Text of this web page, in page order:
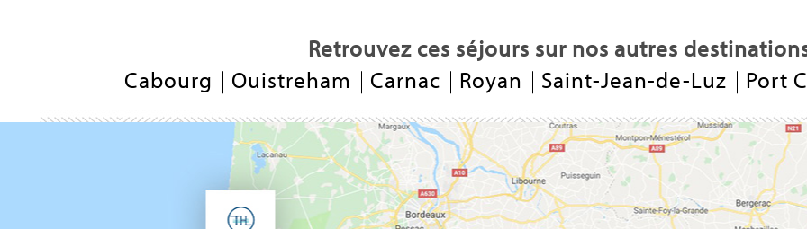
Retrouvez ces séjours sur nos autres
Cabourg
Ouistreham Carnac Royan Saint-Jean-de-Luz Port